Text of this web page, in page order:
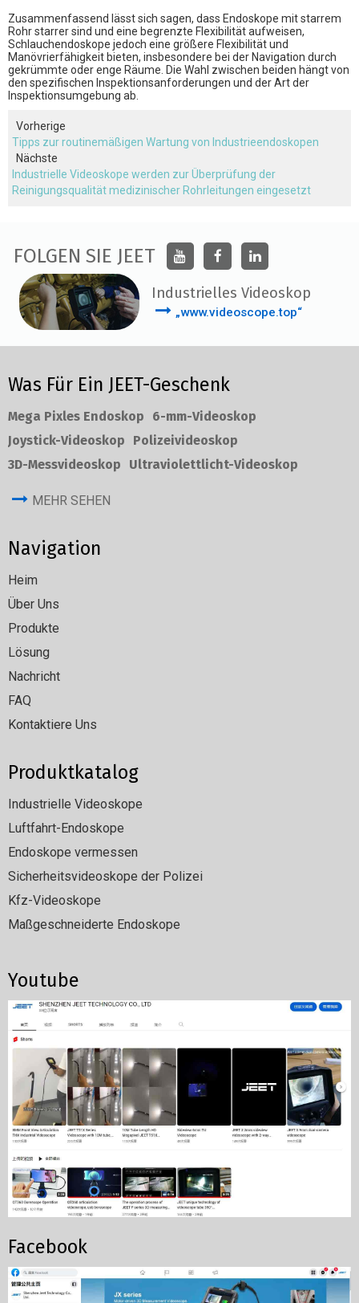
Zusammenfassend lässt sich sagen, dass Endoskope mit starrem
Rohr starrer sind und eine begrenzte Flexibilität aufweisen,
Schlauchendoskope jedoch eine größere Flexibilität und
Manövrierfähigkeit bieten, insbesondere bei der Navigation durch
gekrümmte oder enge Räume. Die Wahl zwischen beiden hängt von
den spezifischen Inspektionsanforderungen und der Art der
Inspektionsumgebung ab.
Vorherige
Tipps zur routinemäßigen Wartung von Industrieendoskopen
Nächste
Industrielle Videoskope werden zur Überprüfung der
Reinigungsqualität medizinischer Rohrleitungen eingesetzt
FOLGEN SIE JEET
Industrielles Videoskop
„www.videoscope.top“
Was Für Ein JEET-Geschenk
Mega Pixles Endoskop
6-mm-Videoskop
Joystick-Videoskop
Polizeivideoskop
3D-Messvideoskop
Ultraviolettlicht-Videoskop
MEHR SEHEN
Navigation
Heim
Über Uns
Produkte
Lösung
Nachricht
FAQ
Kontaktiere Uns
Produktkatalog
Industrielle Videoskope
Luftfahrt-Endoskope
Endoskope vermessen
Sicherheitsvideoskope der Polizei
Kfz-Videoskope
Maßgeschneiderte Endoskope
Youtube
Facebook